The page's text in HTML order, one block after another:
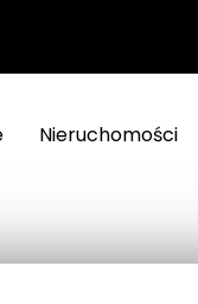
Nieruchomości